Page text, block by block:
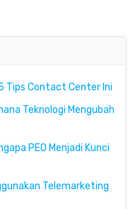
Tips Contact Center Ini
Teknologi Mengubah
PEO Menjadi Kunci
Telemarketing